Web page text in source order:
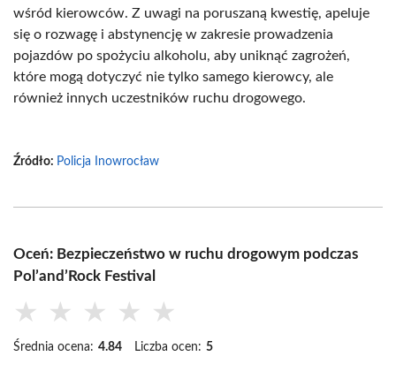
wśród kierowców. Z uwagi na poruszaną kwestię, apeluje
się o rozwagę i abstynencję w zakresie prowadzenia
pojazdów po spożyciu alkoholu, aby uniknąć zagrożeń,
które mogą dotyczyć nie tylko samego kierowcy, ale
również innych uczestników ruchu drogowego.
Źródło: Policja Inowrocław
Oceń: Bezpieczeństwo w ruchu drogowym podczas
Pol’and’Rock Festival
★ ★ ★ ★ ★
Średnia ocena: 4.84 Liczba ocen: 5